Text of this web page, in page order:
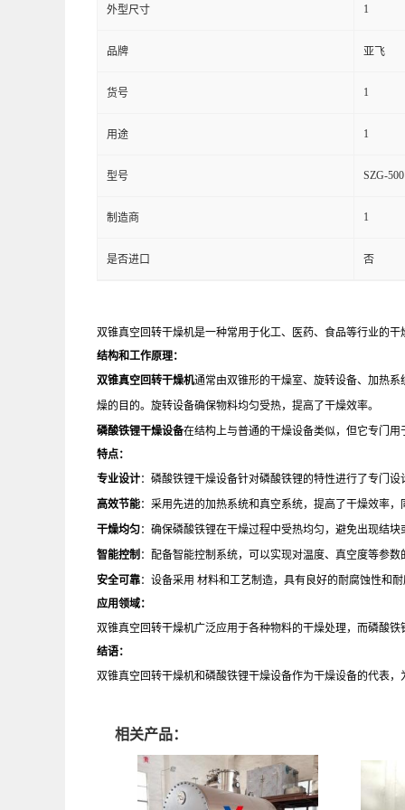
外型尺寸 1
品牌 亚飞
货号 1
用途 1
型号 SZG-500
制造商 1
是否进口 否
双锥真空回转干燥机是一种常用于化工、医药、食品等行业的
结构和工作原理：
双锥真空回转干燥机通常由双锥形的干燥室、旋转设备、加热
燥的目的。旋转设备确保物料均匀受热，提高了干燥效率。
磷酸铁锂干燥设备在结构上与普通的干燥设备类似，但它专门
特点：
专业设计：磷酸铁锂干燥设备针对磷酸铁锂的特性进行了专门
高效节能：采用先进的加热系统和真空系统，提高了干燥效率
干燥均匀：确保磷酸铁锂在干燥过程中受热均匀，避免出现结块
智能控制 ：配备智能控制系统，可以实现对温度、真空度等参数
安全可靠：设备采用 材料和工艺制造，具有良好的耐腐蚀性和
应用领域：
双锥真空回转干燥机广泛应用于各种物料的干燥处理，而磷酸
结语：
双锥真空回转干燥机和磷酸铁锂干燥设备作为干燥设备的代表
相关产品：